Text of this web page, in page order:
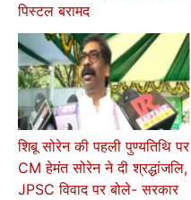
पिस्टल बरामद
शिबू सोरेन की पहली पुण्यतिथि पर
CM हेमंत सोरेन ने दी श्रद्धांजलि,
JPSC विवाद पर बोले- सरकार